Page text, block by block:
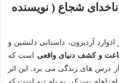
شجاع ( نویسنده
آردیزون، داستانی دلنشین و
و کشف دنیای واقعی است که
درس های زندگی می برد. این اثر
پسرکی به نام تیم است که